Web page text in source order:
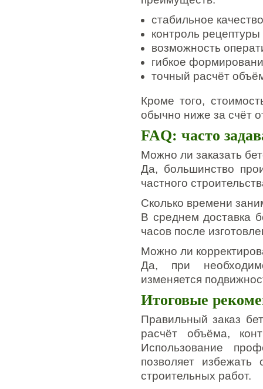
стабильное
контроль
возможность
гибкое
точный расчёт
Кроме того,
обычно ниже за счёт
FAQ: часто
Можно ли заказать
Да, большинство
частного
Сколько времени
В среднем доставка
часов после
Можно ли
Да, при
изменяется
Итоговые
Правильный заказ
расчёт объёма,
Использование
позволяет избежать
строительных работ.